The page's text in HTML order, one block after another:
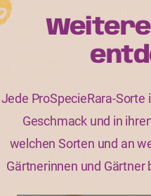
Jede ProSpecieRara-
Geschmack und in
welchen Sorten und an
Gärtnerinnen und Gärtner